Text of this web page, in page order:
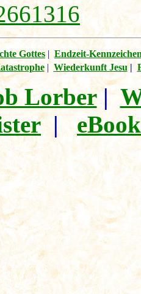
Gottes | Endzeit-
| Wiederkunft Jesu|
Lorber|
|